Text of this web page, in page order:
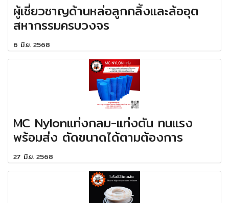
ผู้เชี่ยวชาญด้านหล่อลูกกลิ้งและล้ออุต
สหากรรมครบวงจร
6 มิ.ย. 2568
MC Nylonแท่งกลม-แท่งตัน ทนแรง
พร้อมส่ง ตัดขนาดได้ตามต้องการ
27 มิ.ย. 2568